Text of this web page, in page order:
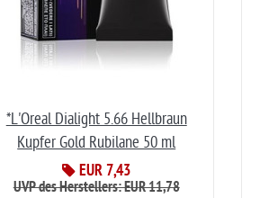
*L'Oreal Dialight 5.66 Hellbraun
Kupfer Gold Rubilane 50 ml
EUR 7,43
UVP des Herstellers: EUR 11,78